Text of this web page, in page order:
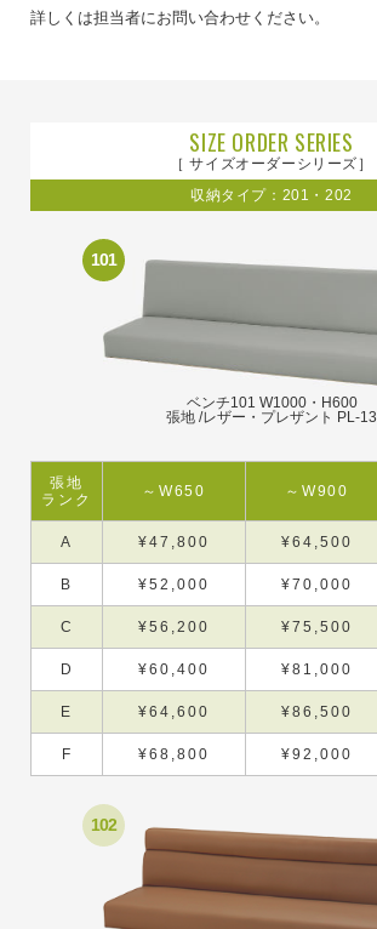
詳しくは担当者にお問い合わせください。
SIZE ORDER SERIES
［ サイズオーダーシリーズ］
収納タイプ：201・202
101
ベンチ101 W1000・H600
張地 /レザー・プレザント PL-13
張地
ランク
～W650 ～W900
A ¥47,800 ¥64,500
B ¥52,000 ¥70,000
C ¥56,200 ¥75,500
D ¥60,400 ¥81,000
E ¥64,600 ¥86,500
F ¥68,800 ¥92,000
102